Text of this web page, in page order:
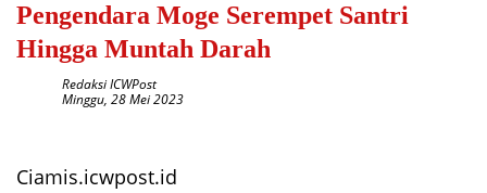
Pengendara Moge Serempet Santri
Hingga Muntah Darah
Redaksi ICWPost
Minggu, 28 Mei 2023
Ciamis.icwpost.id